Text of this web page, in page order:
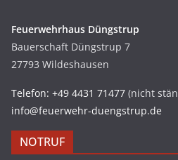
Feuerwehrhaus Düngstrup
Bauerschaft Düngstrup 7
27793 Wildeshausen
Telefon: +49 4431 71477 (nicht
info@feuerwehr-duengstrup.de
NOTRUF